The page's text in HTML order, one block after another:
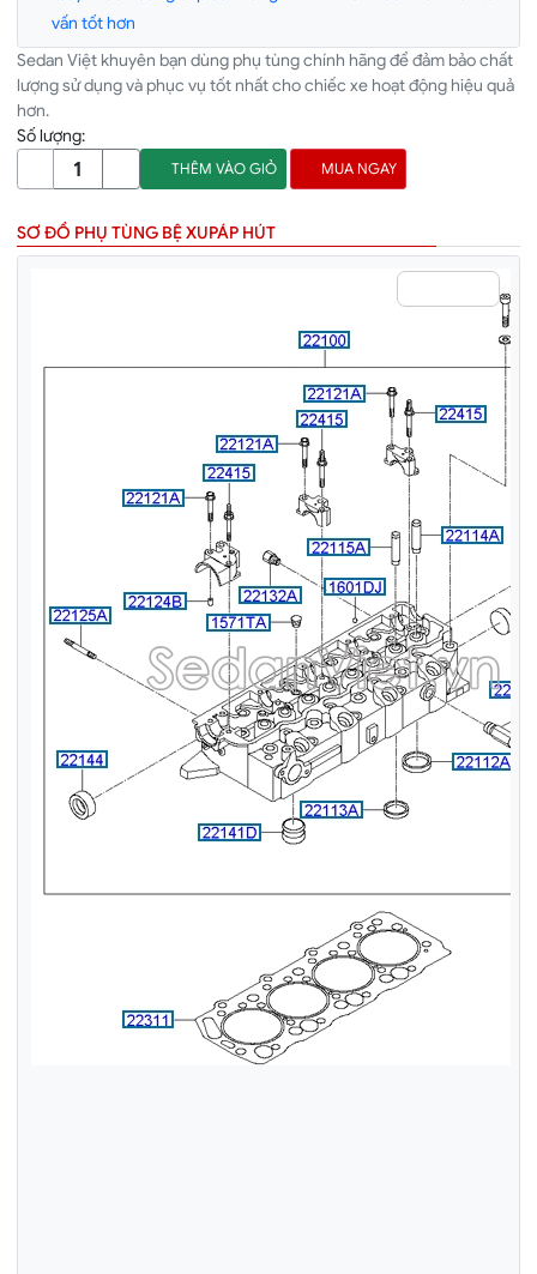
vấn tốt hơn
Sedan Việt khuyên bạn dùng phụ tùng chính hãng để đảm bảo chất
lượng sử dụng và phục vụ tốt nhất cho chiếc xe hoạt động hiệu quả
hơn.
Số lượng:
THÊM VÀO GIỎ MUA NGAY
SƠ ĐỒ PHỤ TÙNG BỆ XUPÁP HÚT